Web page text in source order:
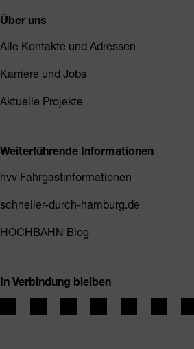
Über uns
Alle Kontakte und Adressen
Karriere und Jobs
Aktuelle Projekte
Weiterführende Informationen
hvv Fahrgastinformationen
schneller-durch-hamburg.de
HOCHBAHN Blog
In Verbindung bleiben